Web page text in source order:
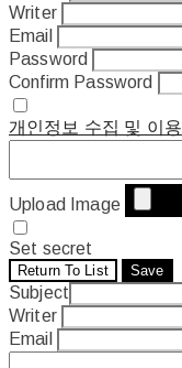
Writer
Email
Password
Confirm Password
개인정보 수집 및 이용
Upload Image
Set secret
Return To List Save
Subject
Writer
Email